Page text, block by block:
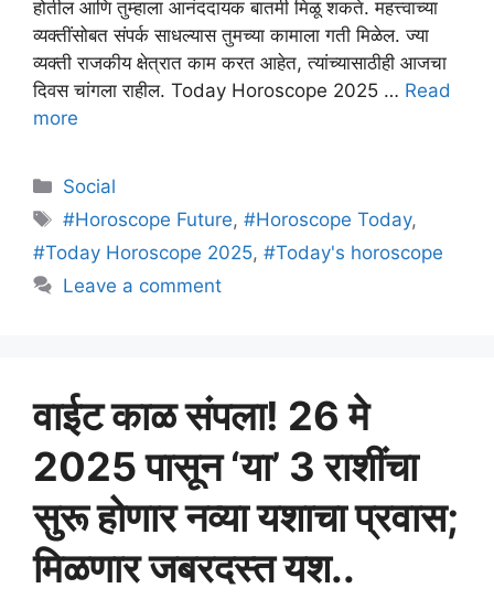
होतील आणि तुम्हाला आनंददायक बातमी मिळू शकते. महत्त्वाच्या
व्यक्तींसोबत संपर्क साधल्यास तुमच्या कामाला गती मिळेल. ज्या
व्यक्ती राजकीय क्षेत्रात काम करत आहेत, त्यांच्यासाठीही आजचा
दिवस चांगला राहील. Today Horoscope 2025 … Read
more
Categories
Social
Tags
#Horoscope Future,#Horoscope Today,
#Today Horoscope 2025, #Today's horoscope
Leave a comment
वाईट काळ संपला! 26 मे
2025 पासून ‘या’ 3 राशींचा
सुरू होणार नव्या यशाचा प्रवास;
मिळणार जबरदस्त यश..